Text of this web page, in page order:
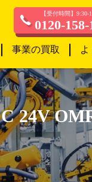
【受付時間】9:30-
0120-158-
事業の買取
24V